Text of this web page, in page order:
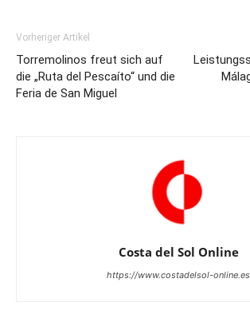
Vorheriger Artikel
Torremolinos freut sich auf
die „Ruta del Pescaíto“ und die
Feria de San Miguel
Costa del Sol Online
https://www.costadelsol-online.es